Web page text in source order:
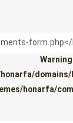
Warning
honarfa/